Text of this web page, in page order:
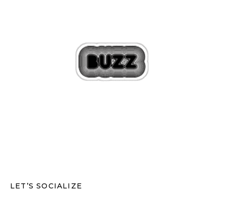
LET’S SOCIALIZE